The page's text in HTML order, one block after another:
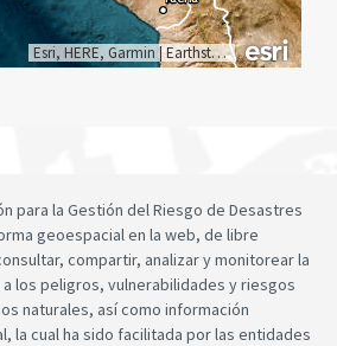
Esri, HERE, Garmin |Earthstar Geographics
para la Gestión del Riesgo de Desastres
geoespacial en la web, de libre
compartir, analizar y monitorear la
los peligros, vulnerabilidades y riesgos
naturales, así como información
la cual ha sido facilitada por las entidades